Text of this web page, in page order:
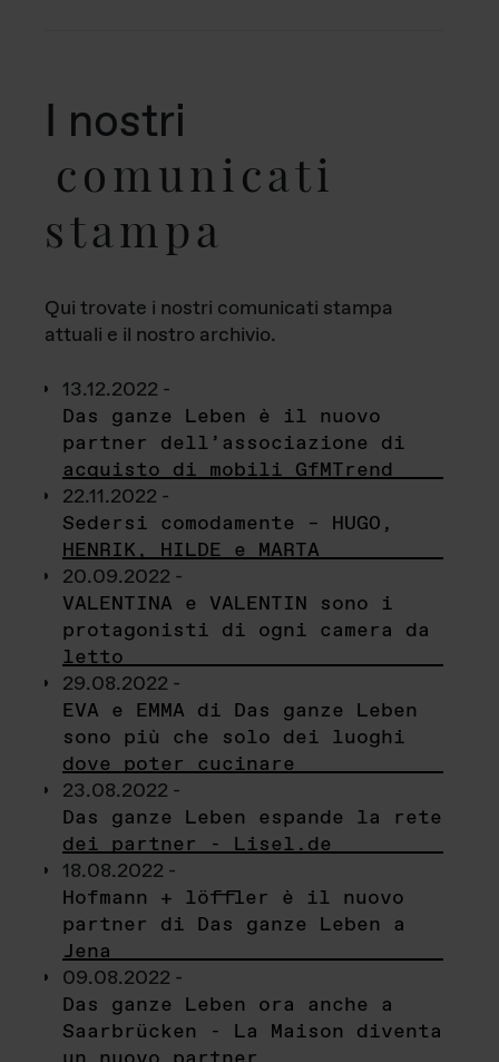
I nostri
comunicati
stampa
Qui trovate i nostri comunicati stampa
attuali e il nostro archivio.
13.12.2022 -
Das ganze Leben è il nuovo
partner dell’associazione di
acquisto di mobili GfMTrend
22.11.2022 -
Sedersi comodamente – HUGO,
HENRIK, HILDE e MARTA
20.09.2022 -
VALENTINA e VALENTIN sono i
protagonisti di ogni camera da
letto
29.08.2022 -
EVA e EMMA di Das ganze Leben
sono più che solo dei luoghi
dove poter cucinare
23.08.2022 -
Das ganze Leben espande la rete
dei partner - Lisel.de
18.08.2022 -
Hofmann + löffler è il nuovo
partner di Das ganze Leben a
Jena
09.08.2022 -
Das ganze Leben ora anche a
Saarbrücken - La Maison diventa